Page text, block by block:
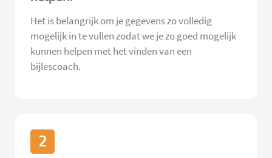
Het is belangrijk om je gegevens zo volledig
mogelijk in te vullen zodat we je zo goed mogelijk
kunnen helpen met het vinden van een
bijlescoach.
2